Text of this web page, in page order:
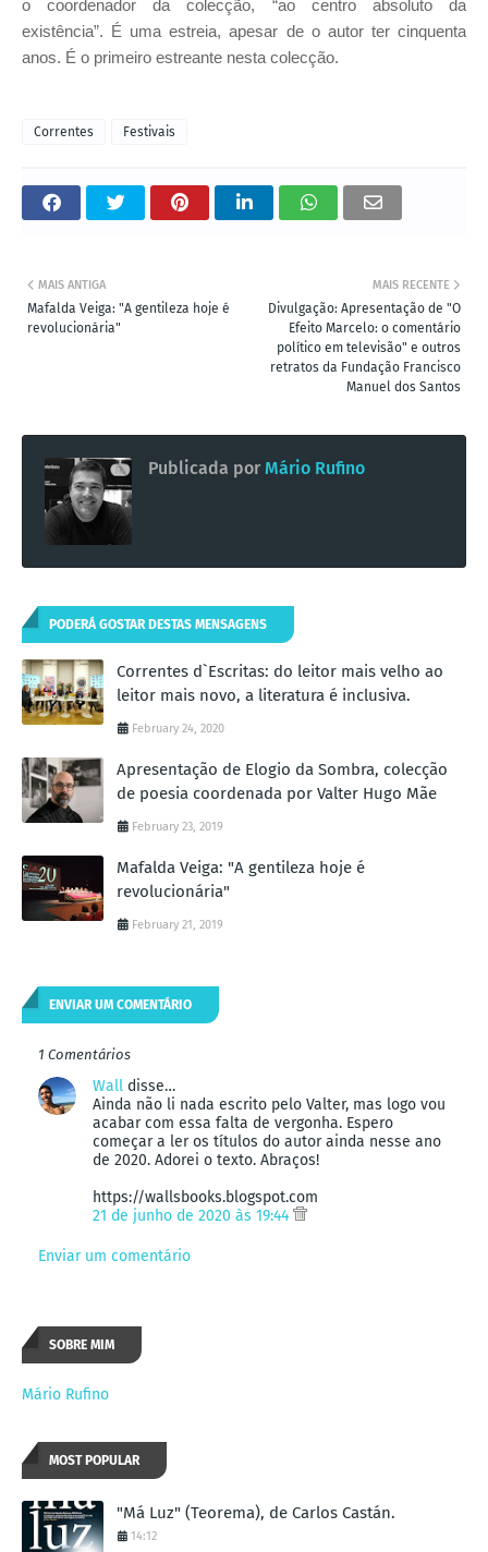
o coordenador da colecção, “ao centro absoluto da
existência”. É uma estreia, apesar de o autor ter cinquenta
anos. É o primeiro estreante nesta colecção.
Correntes Festivais
MAIS RECENTE
Divulgação: Apresentação de "O
Efeito Marcelo: o comentário
político em televisão" e outros
retratos da Fundação Francisco
Manuel dos Santos
MAIS ANTIGA
Mafalda Veiga: "A gentileza hoje é
revolucionária"
Publicada por Mário Rufino
PODERÁ GOSTAR DESTAS MENSAGENS
Correntes d`Escritas: do leitor mais velho ao
leitor mais novo, a literatura é inclusiva.
February 24, 2020
Apresentação de Elogio da Sombra, colecção
de poesia coordenada por Valter Hugo Mãe
February 23, 2019
Mafalda Veiga: "A gentileza hoje é
revolucionária"
February 21, 2019
ENVIAR UM COMENTÁRIO
1 Comentários
Wall disse…
Ainda não li nada escrito pelo Valter, mas logo vou
acabar com essa falta de vergonha. Espero
começar a ler os títulos do autor ainda nesse ano
de 2020. Adorei o texto. Abraços!
https://wallsbooks.blogspot.com
21 de junho de 2020 às 19:44
Enviar um comentário
SOBRE MIM
Mário Rufino
MOST POPULAR
"Má Luz" (Teorema), de Carlos Castán.
14:12